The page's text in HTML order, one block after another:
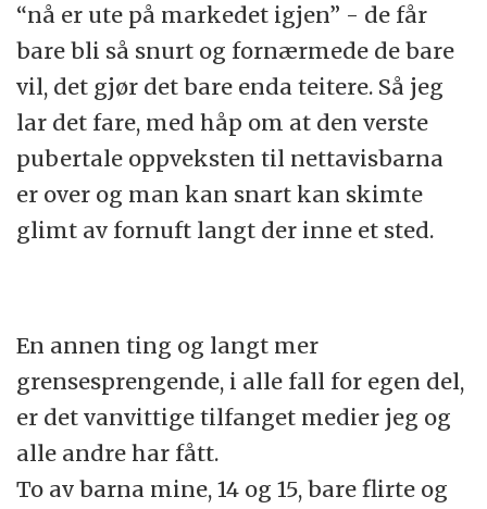
“nå er ute på markedet igjen” - de får
bare bli så snurt og fornærmede de bare
vil, det gjør det bare enda teitere. Så jeg
lar det fare, med håp om at den verste
pubertale oppveksten til nettavisbarna
er over og man kan snart kan skimte
glimt av fornuft langt der inne et sted.
En annen ting og langt mer
grensesprengende, i alle fall for egen del,
er det vanvittige tilfanget medier jeg og
alle andre har fått.
To av barna mine, 14 og 15, bare flirte og